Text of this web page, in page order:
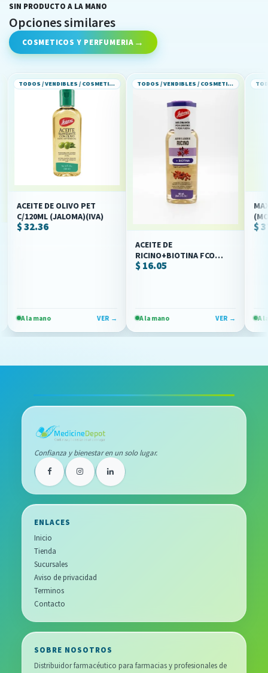
SIN PRODUCTO A LA MANO
Opciones similares
COSMETICOS Y PERFUMERIA
TODOS / VENDIBLES / COSMETICOS Y PERFUMERIA
DE OLIVO PET
(JALOMA)(IVA)
la mano
TODOS / VENDIBLES / COSMETICOS Y PERFUMERIA
ACEITE DE
RICINO+BIOTINA FCO
/60ML (IVA) JALOMA
$ 16.05
A la mano
MAX
(HD
$ 37.00
A la mano
Confianza y bienestar en un solo lugar.
ENLACES
Inicio
Tienda
Sucursales
Aviso de privacidad
Terminos
Contacto
SOBRE NOSOTROS
Distribuidor farmacéutico para farmacias y profesionales de